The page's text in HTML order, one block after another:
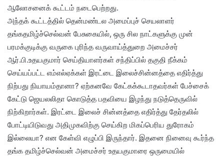
ஆலோசனைக் கூட்டம் நடைபெற்றது.
அந்தக் கூட்டத்தில் தென்மண்டல அமைப்புச் செயலாளர்
தங்கதமிழ்ச்செல்வன் பேசுகையில், ஒரு சில நாட்களுக்கு முன்
பரமக்குடிக்கு வருகை புரிந்த வருவாய்த்துறை அமைச்சர்
ஆர்.பி.உதயகுமார் செய்தியாளர்கள் சந்திப்பில் தகுதி நீக்கம்
செய்யப்பட்ட எம்எல்ஏக்கள் இரட்டை இலைச்சின்னத்தை எதிர்த்து
நிற்பது நியாயம்தானா? ஏற்கனவே கேட்கக்கூடாதவர்கள் பேச்சைக்
கேட்டு ஜெயலலிதா கொடுத்த பதவியை இழந்து நடுத்தெருவில்
நிற்கிறார்கள். இரட்டை இலைச் சின்னத்தை எதிர்த்து தேர்தலில்
போட்டியிடுவது அதிமுகவிற்கு செய்கிற மிகப்பெரிய துரோகம்
இல்லையா? என கேள்வி எழுப்பி இருந்தார். இதனை நினைவு கூர்ந்த
தங்க தமிழ்ச்செல்வன் அமைச்சர் உதயகுமாரை ஒருமையில்